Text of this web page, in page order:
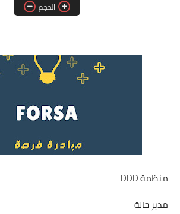
فرص عمل
فرص عمل
الحجم
منظمة DDD
مدير حالة